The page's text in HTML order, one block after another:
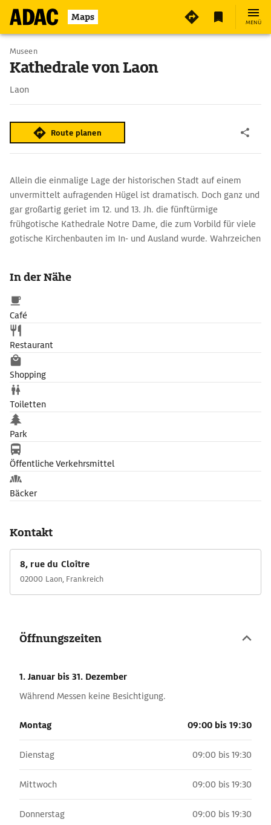
Maps MENÜ
Museen
Kathedrale von Laon
Laon
Route planen
Allein die einmalige Lage der historischen Stadt auf einem
unvermittelt aufragenden Hügel ist dramatisch. Doch ganz und
gar großartig geriet im 12. und 13. Jh. die fünftürmige
frühgotische Kathedrale Notre Dame, die zum Vorbild für viele
gotische Kirchenbauten im In- und Ausland wurde. Wahrzeichen
In der Nähe
Café
Restaurant
Shopping
Toiletten
Park
Öffentliche Verkehrsmittel
Bäcker
Kontakt
8, rue du Cloître
02000 Laon, Frankreich
Öffnungszeiten
1. Januar bis 31. Dezember
Während Messen keine Besichtigung.
Montag 09:00 bis 19:30
Dienstag 09:00 bis 19:30
Mittwoch 09:00 bis 19:30
Donnerstag 09:00 bis 19:30